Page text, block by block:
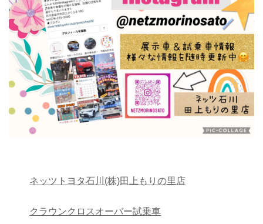
ネッツトヨタ石川(株)田上もりの里店
クラウンクロスオーバー試乗車